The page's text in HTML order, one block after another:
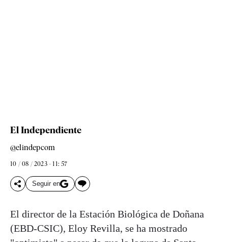
El Independiente
@elindepcom
10 / 08 / 2023 - 11: 57
Seguir en
El director de la Estación Biológica de Doñana
(EBD-CSIC), Eloy Revilla, se ha mostrado